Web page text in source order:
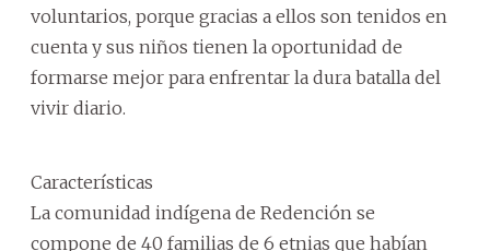
voluntarios, porque gracias a ellos son tenidos en
cuenta y sus niños tienen la oportunidad de
formarse mejor para enfrentar la dura batalla del
vivir diario.
Características
La comunidad indígena de Redención se
compone de 40 familias de 6 etnias que habían